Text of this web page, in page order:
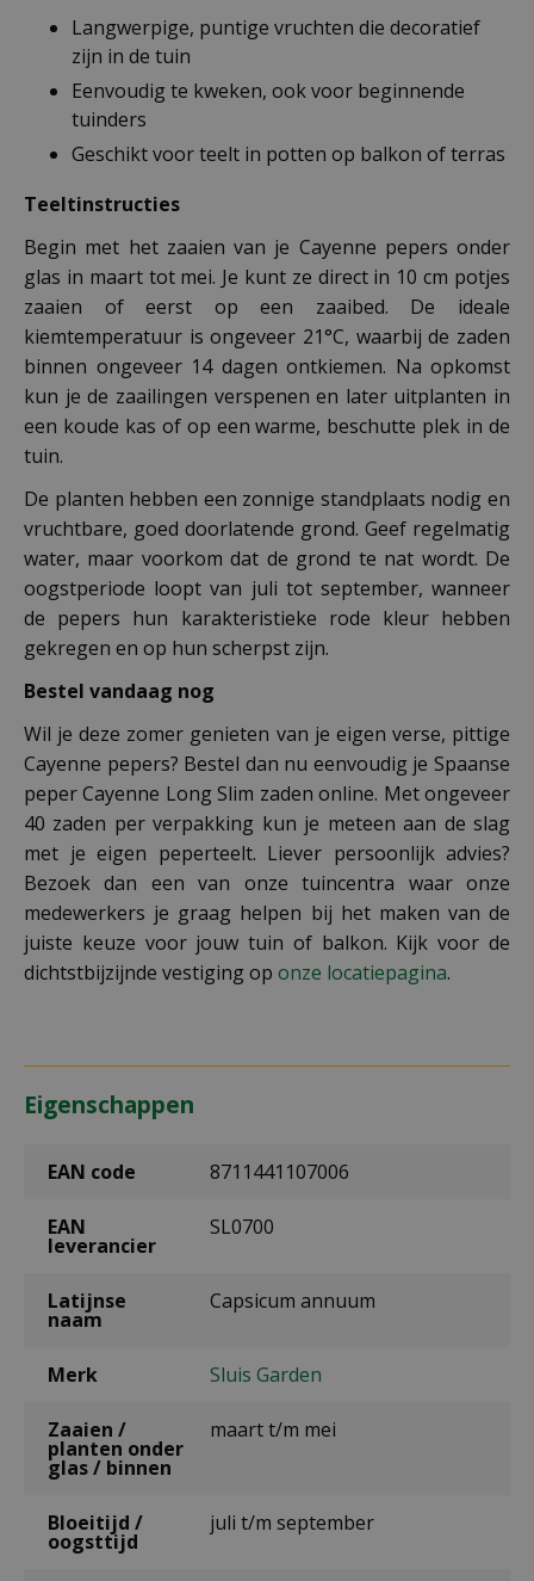
Langwerpige, puntige vruchten die decoratief
zijn in de tuin
Eenvoudig te kweken, ook voor beginnende
tuinders
Geschikt voor teelt in potten op balkon of terras
Teeltinstructies
Begin met het zaaien van je Cayenne pepers onder
glas in maart tot mei. Je kunt ze direct in 10 cm potjes
zaaien of eerst op een zaaibed. De ideale
kiemtemperatuur is ongeveer 21°C, waarbij de zaden
binnen ongeveer 14 dagen ontkiemen. Na opkomst
kun je de zaailingen verspenen en later uitplanten in
een koude kas of op een warme, beschutte plek in de
tuin.
De planten hebben een zonnige standplaats nodig en
vruchtbare, goed doorlatende grond. Geef regelmatig
water, maar voorkom dat de grond te nat wordt. De
oogstperiode loopt van juli tot september, wanneer
de pepers hun karakteristieke rode kleur hebben
gekregen en op hun scherpst zijn.
Bestel vandaag nog
Wil je deze zomer genieten van je eigen verse, pittige
Cayenne pepers? Bestel dan nu eenvoudig je Spaanse
peper Cayenne Long Slim zaden online. Met ongeveer
40 zaden per verpakking kun je meteen aan de slag
met je eigen peperteelt. Liever persoonlijk advies?
Bezoek dan een van onze tuincentra waar onze
medewerkers je graag helpen bij het maken van de
juiste keuze voor jouw tuin of balkon. Kijk voor de
dichtstbijzijnde vestiging op onze locatiepagina.
Eigenschappen
EAN code 8711441107006
EAN
leverancier
SL0700
Latijnse
naam
Capsicum annuum
Merk Sluis Garden
Zaaien /
planten onder
glas / binnen
maart t/m mei
Bloeitijd /
oogsttijd
juli t/m september